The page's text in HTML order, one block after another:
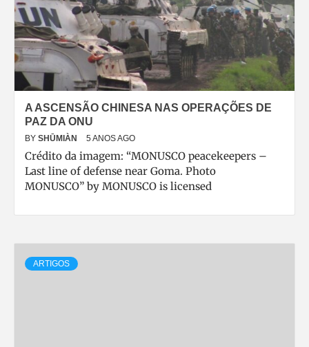
A ASCENSÃO CHINESA NAS OPERAÇÕES DE
PAZ DA ONU
BY SHŪMIÀN 5 ANOS AGO
Crédito da imagem: “MONUSCO peacekeepers –
Last line of defense near Goma. Photo
MONUSCO” by MONUSCO is licensed
ARTIGOS